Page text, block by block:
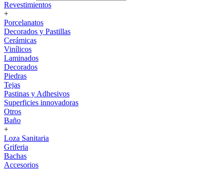
Revestimientos
+
Porcelanatos
Decorados y Pastillas
Cerámicas
Vinílicos
Laminados
Decorados
Piedras
Tejas
Pastinas y Adhesivos
Superficies innovadoras
Otros
Baño
+
Loza Sanitaria
Griferia
Bachas
Accesorios